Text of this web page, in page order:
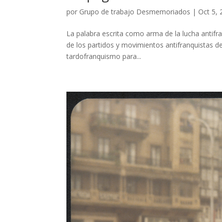
por Grupo de trabajo Desmemoriados | Oct 5,
La palabra escrita como arma de la lucha
de los partidos y movimientos antifranquistas
tardofranquismo para...